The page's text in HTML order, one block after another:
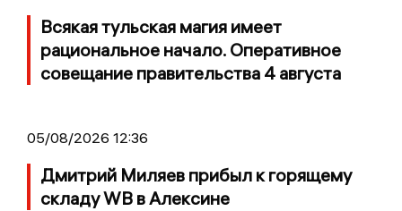
Всякая тульская магия имеет
рациональное начало. Оперативное
совещание правительства 4 августа
05/08/2026 12:36
Дмитрий Миляев прибыл к горящему
складу WB в Алексине